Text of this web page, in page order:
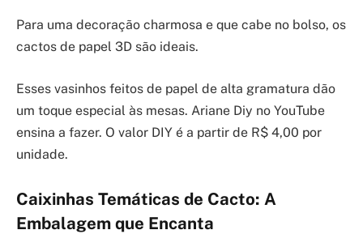
Para uma decoração charmosa e que cabe no bolso, os
cactos de papel 3D são ideais.
Esses vasinhos feitos de papel de alta gramatura dão
um toque especial às mesas. Ariane Diy no YouTube
ensina a fazer. O valor DIY é a partir de R$ 4,00 por
unidade.
Caixinhas Temáticas de Cacto: A
Embalagem que Encanta